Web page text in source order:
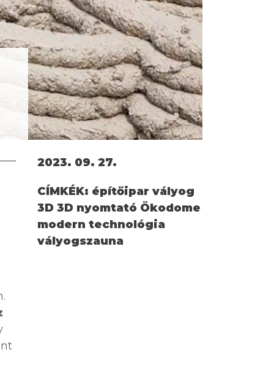
2023. 09. 27.
CÍMKÉK: építőipar vályog
3D 3D nyomtató Ökodome
modern technológia
vályogszauna